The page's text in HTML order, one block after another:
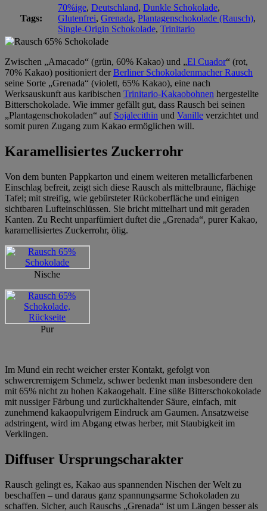
Tags:
70%ige, Deutschland, Dunkle Schokolade,
Glutenfrei, Grenada, Plantagenschokolade (Rausch),
Single-Origin Schokolade, Trinitario
Zwischen „Amacado“ (grün, 60% Kakao) und „El Cuador“ (rot,
70% Kakao) positioniert derBerliner Schokoladenmacher Rausch
seine Sorte „Grenada“ (violett, 65% Kakao), eine nach
Werksauskunft aus karibischen Trinitario-Kakaobohnen hergestellte
Bitterschokolade. Wie immer gefällt gut, dass Rausch bei seinen
„Plantagenschokoladen“ auf Sojalecithin und Vanille verzichtet und
somit puren Zugang zum Kakao ermöglichen will.
Karamellisiertes Zuckerrohr
Von dem bunten Pappkarton und einem weiteren metallicfarbenen
Einschlag befreit, zeigt sich diese Rausch als mittelbraune, flächige
Tafel; mit streifig, wie gebürsteter Rückoberfläche und einigen
sichtbaren Lufteinschlüssen. Sie bricht mittelhart und mit geraden
Kanten. Zu Recht unparfümiert duftet die „Grenada“, purer Kakao,
karamellisiertes Zuckerrohr, ölig.
Nische
Pur
Im Mund ein recht weicher erster Kontakt, gefolgt von
schwercremigem Schmelz, schwer bedenkt man insbesondere den
mit 65% nicht zu hohen Kakaogehalt. Eine süße Bitterschokokolade
mit nussiger Färbung und zurückhaltender Säure, einfach, mit
zunehmend kakaopulvrigem Eindruck am Gaumen. Ansatzweise
adstringent, wird im Abgang etwas herber, mit Staubigkeit im
Verklingen.
Diffuser Ursprungscharakter
Rausch gelingt es, Kakao aus spannenden Nischen der Welt zu
beschaffen – und daraus ganz spannungsarme Schokoladen zu
schaffen. Sicher, auch Rauschs „Grenada“ ist um Längen besser als